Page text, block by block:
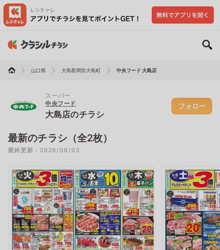
山口県 大島郡周防大島町 中央フード 大島店
スーパー
中央フード
大島店のチラシ
フォロー
最新のチラシ（全2枚）
最終更新：2026/08/03